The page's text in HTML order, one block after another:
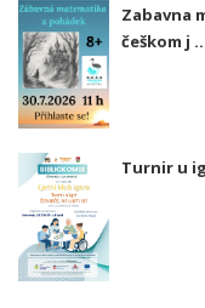
Zabavna
češkom j
Turnir u